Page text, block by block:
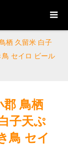
栖 久留米 白子
セイロ ビール
郡 鳥栖
子天ぷ
鳥 セイ